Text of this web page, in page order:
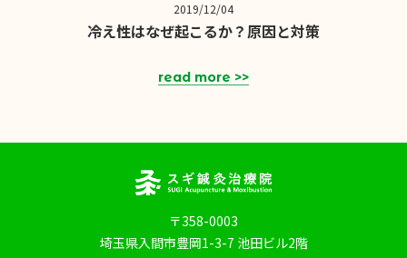
2019/12/04
冷え性はなぜ起こるか？原因と対策
read more >>
〒358-0003
埼玉県入間市豊岡1-3-7 池田ビル2階